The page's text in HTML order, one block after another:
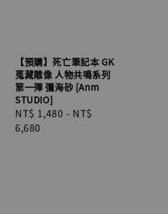
【預購】死亡筆記本 GK
蒐藏雕像 人物共鳴系列
第一殫 彌海砂 [Anm
STUDIO]
Regular
price
NT$ 1,480 - NT$
6,680